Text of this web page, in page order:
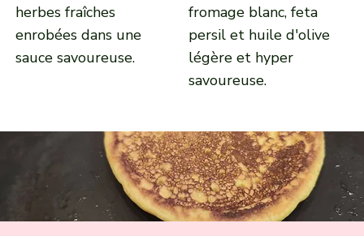
herbes fraîches
enrobées dans une
sauce savoureuse.
fromage blanc, feta
persil et huile d'olive
légère et hyper
savoureuse.